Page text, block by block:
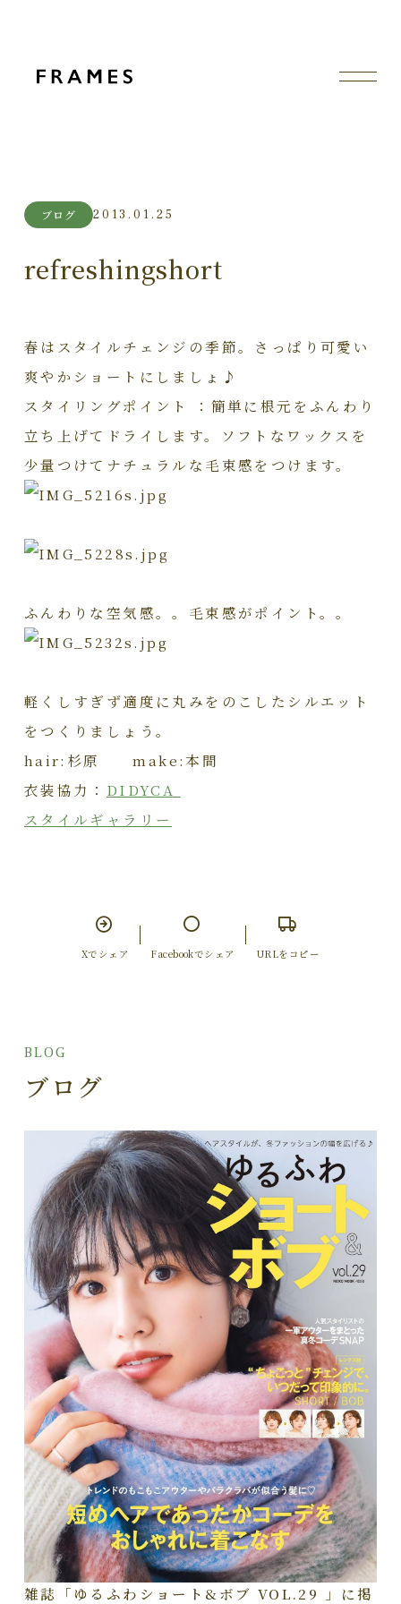
ブログ 2013.01.25
refreshingshort
春はスタイルチェンジの季節。さっぱり可愛い
爽やかショートにしましょ♪
スタイリングポイント ：簡単に根元をふんわり
立ち上げてドライします。ソフトなワックスを
少量つけてナチュラルな毛束感をつけます。
ふんわりな空気感。。毛束感がポイント。。
軽くしすぎず適度に丸みをのこしたシルエット
をつくりましょう。
hair:杉原 make:本間
衣装協力： DIDYCA
スタイルギャラリー
Xでシェア Facebookでシェア URLをコピー
BLOG
ブログ
雑誌「ゆるふわショート&ボブ VOL.29 」に掲